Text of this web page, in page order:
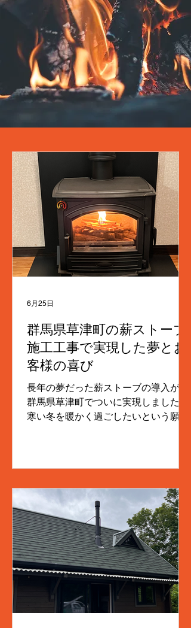
群馬県草津町の薪ストーブ
施工工事で実現した夢とお
客様の喜び
長年の夢だった薪ストーブの導入が、
群馬県草津町でついに実現しました。
寒い冬を暖かく過ごしたいという願い
ーブ導入の背景とお客様の想い 草津町
は冬の寒さが厳しい地域です。お客様
は長年、自然の炎で暖を取る薪ストー
ブの導入を夢見ていました。電気やガ
スの暖房とは違い、薪ストーブは火の
揺らぎや薪が燃える香りが心地よく、
家族が集まる空間を豊かにします。 お
客様は「薪ストーブがある生活は憧れ
だった」と話し、施工前から期待に胸
6月25日